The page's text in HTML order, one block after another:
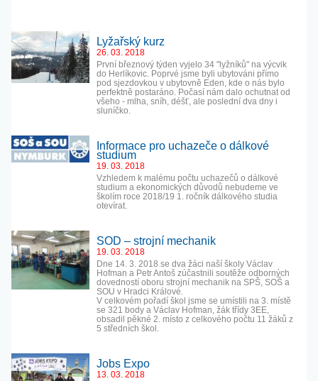
Lyžařský kurz
26. 03. 2018
První březnový týden vyjelo 34 "lyžníků" na výcvik
do Herlíkovic. Poprvé jsme byli ubytováni přímo
pod sjezdovkou v ubytovně Eden, kde o nás bylo
perfektně postaráno. Počasí nám dalo ochutnat od
všeho - mlha, sníh, déšť, ale poslední dva dny i
sluníčko.
Informace pro uchazeče o dálkové
studium
19. 03. 2018
Vzhledem k malému počtu uchazečů o dálkové
studium a ekonomických důvodů nebudeme ve
školím roce 2018/19 1. ročník dálkového studia
otevírat.
SOD – strojní mechanik
19. 03. 2018
Dne 14. 3. 2018 se dva žáci naší školy Václav
Hofman a Petr Antoš zúčastnili soutěže odborných
dovedností oboru strojní mechanik na SPŠ, SOŠ a
SOU v Hradci Králové.
V celkovém pořadí škol jsme se umístili na 3. místě
se 321 body a Václav Hofman, žák třídy 3EE,
obsadil pěkné 2. místo z celkového počtu 11 žáků z
5 středních škol.
Jobs Expo
13. 03. 2018